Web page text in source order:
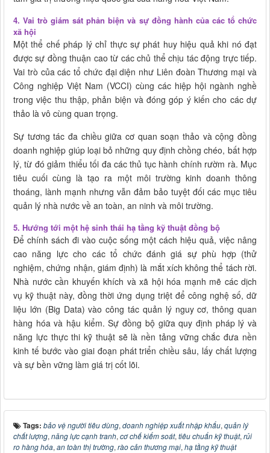
4. Vai trò giám sát phản biện và sự đồng hành của các tổ chức
xã hội
Một thể chế pháp lý chỉ thực sự phát huy hiệu quả khi nó đạt
được sự đồng thuận cao từ các chủ thể chịu tác động trực tiếp.
Vai trò của các tổ chức đại diện như Liên đoàn Thương mại và
Công nghiệp Việt Nam (VCCI) cùng các hiệp hội ngành nghề
trong việc thu thập, phản biện và đóng góp ý kiến cho các dự
thảo là vô cùng quan trọng.
Sự tương tác đa chiều giữa cơ quan soạn thảo và cộng đồng
doanh nghiệp giúp loại bỏ những quy định chồng chéo, bất hợp
lý, từ đó giảm thiểu tối đa các thủ tục hành chính rườm rà. Mục
tiêu cuối cùng là tạo ra một môi trường kinh doanh thông
thoáng, lành mạnh nhưng vẫn đảm bảo tuyệt đối các mục tiêu
quản lý nhà nước về an toàn, an ninh và môi trường.
5. Hướng tới một hệ sinh thái hạ tầng kỹ thuật đồng bộ
Để chính sách đi vào cuộc sống một cách hiệu quả, việc nâng
cao năng lực cho các tổ chức đánh giá sự phù hợp (thử
nghiệm, chứng nhận, giám định) là mắt xích không thể tách rời.
Nhà nước cần khuyến khích và xã hội hóa mạnh mẽ các dịch
vụ kỹ thuật này, đồng thời ứng dụng triệt để công nghệ số, dữ
liệu lớn (Big Data) vào công tác quản lý nguy cơ, thông quan
hàng hóa và hậu kiểm. Sự đồng bộ giữa quy định pháp lý và
năng lực thực thi kỹ thuật sẽ là nền tảng vững chắc đưa nền
kinh tế bước vào giai đoạn phát triển chiều sâu, lấy chất lượng
và sự bền vững làm giá trị cốt lõi.
Tags: bảo vệ người tiêu dùng, doanh nghiệp xuất nhập khẩu, quản lý
chất lượng, năng lực cạnh tranh, cơ chế kiểm soát, tiêu chuẩn kỹ thuật, rủi
ro hàng hóa, an toàn thị trường, rào cản thương mại, hạ tầng kỹ thuật